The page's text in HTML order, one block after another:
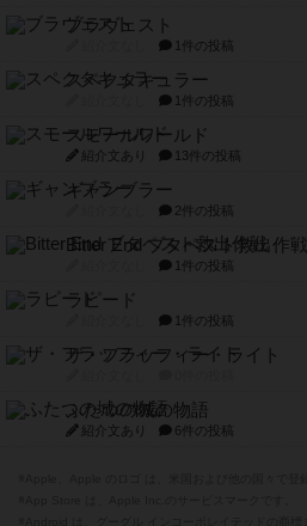
ブラヴェスト
1件の投稿
スペクタキュラー
1件の投稿
スモールワールド
紹介文あり 13件の投稿
ギャンブラー
2件の投稿
Bitter End ブタペスト救出作戦
1件の投稿
ラピード
1件の投稿
ザ・フラッフィー・ライト
ふたつの城の物語
紹介文あり 6件の投稿